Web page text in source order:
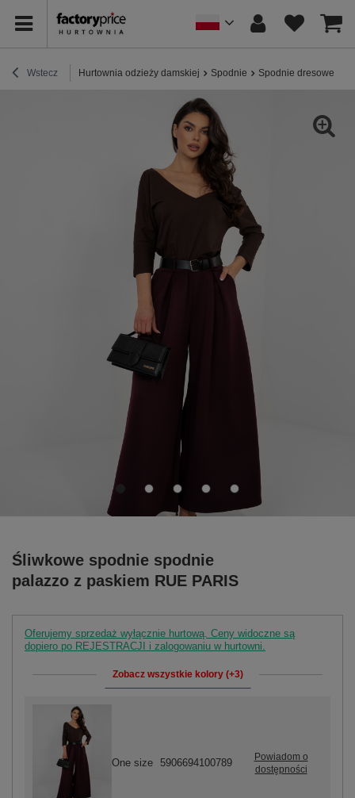
Wstecz Hurtownia odzieży damskiej Spodnie Spodnie dresowe
Śliwkowe spodnie spodnie
palazzo z paskiem RUE PARIS
Oferujemy sprzedaż wyłącznie hurtową. Ceny widoczne są
dopiero po REJESTRACJI i zalogowaniu w hurtowni.
Zobacz wszystkie kolory (+3)
One size 5906694100789
Powiadom o
dostępności